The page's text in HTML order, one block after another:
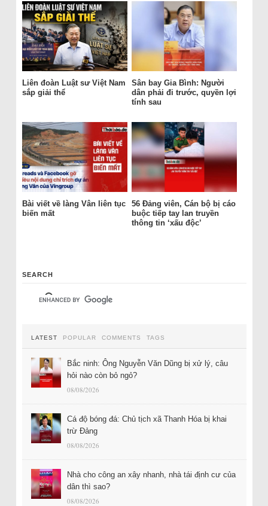
Liên đoàn Luật sư Việt Nam
sắp giải thể
Sân bay Gia Bình: Người
dân phải đi trước, quyền lợi
tính sau
Bài viết về làng Vân liên tục
biến mất
56 Đảng viên, Cán bộ bị cáo
buộc tiếp tay lan truyền
thông tin ‘xấu độc’
SEARCH
LATEST POPULAR COMMENTS TAGS
Bắc ninh: Ông Nguyễn Văn Dũng bị xử lý, câu
hỏi nào còn bỏ ngỏ?
08/08/2026
Cá độ bóng đá: Chủ tịch xã Thanh Hóa bị khai
trừ Đảng
08/08/2026
Nhà cho công an xây nhanh, nhà tái định cư của
dân thì sao?
08/08/2026